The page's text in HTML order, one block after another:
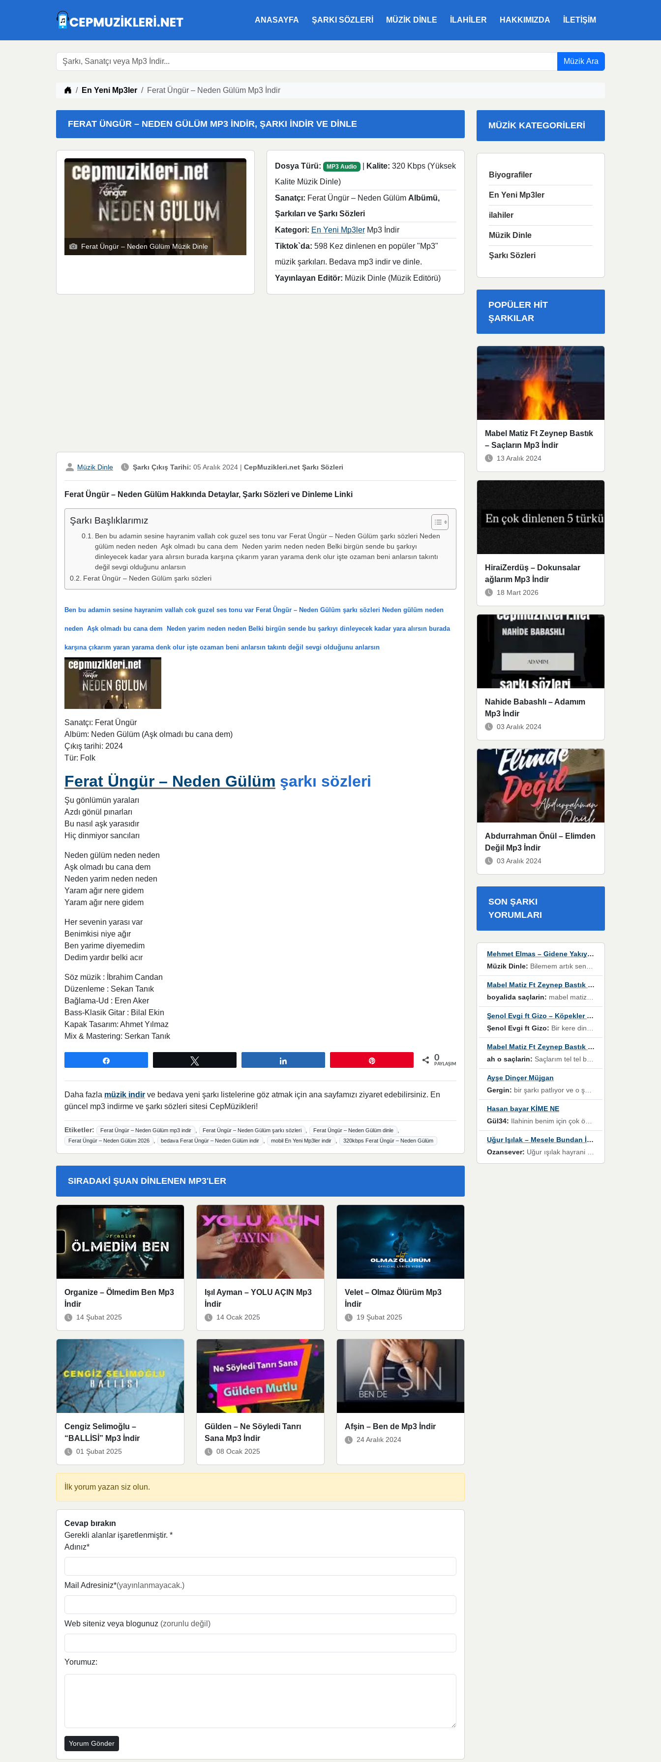
ANASAYFA ŞARKI SÖZLERI MÜZIK DINLE ILAHILER HAKKIMIZDA İLETIŞIM
Müzik Ara
Müzik indir
En Yeni Mp3ler Ferat Üngür – Neden Gülüm Mp3 İndir
FERAT ÜNGÜR – NEDEN GÜLÜM MP3 İNDIR, ŞARKI İNDIR VE DINLE
Ferat Üngür – Neden Gülüm Müzik Dinle
Dosya Türü: MP3 Audio Kalite: 320 Kbps (Yüksek
Kalite Müzik Dinle)
Sanatçı: Ferat Üngür – Neden Gülüm Albümü,
Şarkıları ve Şarkı Sözleri
Kategori: En Yeni Mp3lerMp3 İndir
Tiktok`da: 598 Kez dinlenen en popüler "Mp3"
müzik şarkıları. Bedava mp3 indir ve dinle.
Yayınlayan Editör: Müzik Dinle (Müzik Editörü)
Müzik Dinle Şarkı Çıkış Tarihi: 05 Aralık 2024 | CepMuzikleri.net Şarkı Sözleri
Ferat Üngür – Neden Gülüm Hakkında Detaylar, Şarkı Sözleri ve Dinleme Linki
Şarkı Başlıklarımız
Ben bu adamin sesine hayranim vallah cok guzel ses tonu var Ferat Üngür – Neden Gülüm şarkı sözleri Neden
gülüm neden neden Aşk olmadı bu cana dem Neden yarim neden neden Belki birgün sende bu şarkıyı
dinleyecek kadar yara alırsın burada karşına çıkarım yaran yarama denk olur işte ozaman beni anlarsın takıntı
değil sevgi olduğunu anlarsın
Ferat Üngür – Neden Gülüm şarkı sözleri
Ben bu adamin sesine hayranim vallah cok guzel ses tonu var Ferat Üngür – Neden Gülüm şarkı sözleri Neden gülüm neden
neden Aşk olmadı bu cana dem Neden yarim neden neden Belki birgün sende bu şarkıyı dinleyecek kadar yara alırsın burada
karşına çıkarım yaran yarama denk olur işte ozaman beni anlarsın takıntı değil sevgi olduğunu anlarsın
Sanatçı: Ferat Üngür
Albüm: Neden Gülüm (Aşk olmadı bu cana dem)
Çıkış tarihi: 2024
Tür: Folk
Ferat Üngür – Neden Gülüm şarkı sözleri
Şu gönlümün yaraları
Azdı gönül pınarları
Bu nasıl aşk yarasıdır
Hiç dinmiyor sancıları
Neden gülüm neden neden
Aşk olmadı bu cana dem
Neden yarim neden neden
Yaram ağır nere gidem
Yaram ağır nere gidem
Her sevenin yarası var
Benimkisi niye ağır
Ben yarime diyemedim
Dedim yardır belki acır
Söz müzik : İbrahim Candan
Düzenleme : Sekan Tanık
Bağlama-Ud : Eren Aker
Bass-Klasik Gitar : Bilal Ekin
Kapak Tasarım: Ahmet Yılmaz
Mix & Mastering: Serkan Tanık
0
PAYLAŞIMLAR
Daha fazla müzik indir ve bedava yeni şarkı listelerine göz atmak için ana sayfamızı ziyaret edebilirsiniz. En
güncel mp3 indirme ve şarkı sözleri sitesi CepMüzikleri!
Etiketler: Ferat Üngür – Neden Gülüm mp3 indir , Ferat Üngür – Neden Gülüm şarkı sözleri , Ferat Üngür – Neden Gülüm dinle ,
Ferat Üngür – Neden Gülüm 2026 , bedava Ferat Üngür – Neden Gülüm indir , mobil En Yeni Mp3ler indir , 320kbps Ferat Üngür – Neden Gülüm
SIRADAKI ŞUAN DINLENEN MP3'LER
Organize – Ölmedim Ben Mp3
İndir
14 Şubat 2025
Işıl Ayman – YOLU AÇIN Mp3
İndir
14 Ocak 2025
Velet – Olmaz Ölürüm Mp3
İndir
19 Şubat 2025
Cengiz Selimoğlu –
“BALLİSİ” Mp3 İndir
01 Şubat 2025
Gülden – Ne Söyledi Tanrı
Sana Mp3 İndir
08 Ocak 2025
Afşin – Ben de Mp3 İndir
24 Aralık 2024
İlk yorum yazan siz olun.
Cevap bırakın
Gerekli alanlar işaretlenmiştir. *
Adınız*
Mail Adresiniz*(yayınlanmayacak.)
Web siteniz veya blogunuz (zorunlu değil)
Yorumuz:
MÜZIK KATEGORILERI
Biyografiler
En Yeni Mp3ler
ilahiler
Müzik Dinle
Şarkı Sözleri
POPÜLER HIT
ŞARKILAR
Mabel Matiz Ft Zeynep Bastık
– Saçların Mp3 İndir
13 Aralık 2024
HiraiZerdüş – Dokunsalar
ağlarım Mp3 İndir
18 Mart 2026
Nahide Babashlı – Adamım
Mp3 İndir
03 Aralık 2024
Abdurrahman Önül – Elimden
Değil Mp3 İndir
03 Aralık 2024
SON ŞARKI
YORUMLARI
Mehmet Elmas – Gidene Yakıyorum
Müzik Dinle: Bilemem artık senden bir şans daha / Düştüğün zaman ben olmayacağım yanında” dizeleri, artık geçmişin tekrarına izin verilmeyeceğini, kişisel sınırların çizildiğini gösteriyor.
Mabel Matiz Ft Zeynep Bastık – Saçların
boyalida saçlarin: mabel matiz'in maya albümünde yer alan güzellerden. parça da şarkı hani! müzikal altyapısına vurulduğum, sözlerinde kaybolduğum bir parça olmuş.
Şenol Evgi ft Gizo – Köpekler Tanımadıklarına havlar
Şenol Evgi ft Gizo: Bir kere dinlememe rağmen kulaklardan gitmiyor sen sen sen sen kurban ol sen sen sen sen hayran ol yükses ses müzik dinleme sebebisiniz canlar bomba gibi patladınız maşallah
Mabel Matiz Ft Zeynep Bastık – Saçların
ah o saçlarin: Saçlarım tel tel beyazlıyor beyazlagına degil yanımda sen yoksun ona üzülüyorum günler bir bir geçiyor geçen günlere değil sensiz geçen günlere darılıyorum,Dinledikce asla kavusamayacagim ama asla unutamicagim sevdiğim adam için yanar içim
Ayşe Dinçer Müjgan
Gergin: bir şarkı patlıyor ve o şarkıyı millet her paylaşımın altına koyuyor ve öyle bir durum hal alıyor ki şarkıyı dinlemeden şarkıdan bikıyorsun Ama bu enteresan bir şekilde dillere dolanıyor millet olarak seviyoruz dertlerle boğuşurken bir yandan da göbek atmayi))) diyeceklerim bu kadar güzel hoş bir sayfa emeğinize sağlık arkadaşlar kolay gelsin
Hasan bayar KİME NE
Gül34: Ilahinin benim için çok özel bir yeri var İlk çıktığında komşum ne kadar yüksek sesle dinliyorsa orada duymuştum ve YouTube'dan aratıp Bu ilahiyi bulmuştum ve sonra müdavimi oldum günlük Ben de 3-5 kere dinleyip ezberleyip artık ilahiye bende eşlik ediyorum yüksek sesle Allah razı olsun hizmet nimettir Rabbim sizin zahmetlerinize de hayırlı nimetler versin Selam ve dua ile Allah'a emanet olun
Uğur Işılak – Mesele Bundan İbaret
Ozansever: Uğur ışılak hayrani olarak eski yeni tüm eserlerini keyifle huzurla dinleyenlerden birisiyim, emeğine saygı duyan gönül veren bunu en güzel şekilde sevenlerine ulaştıran siz değerli sayfa yöneticilerine de teşekkür ederim